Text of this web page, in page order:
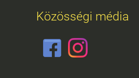
Közösségi média